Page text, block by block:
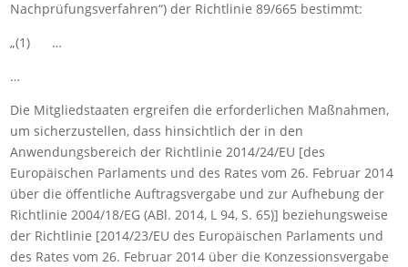
Nachprüfungsverfahren“) der Richtlinie 89/665 bestimmt:
„(1) …
…
Die Mitgliedstaaten ergreifen die erforderlichen Maßnahmen,
um sicherzustellen, dass hinsichtlich der in den
Anwendungsbereich der Richtlinie 2014/24/EU [des
Europäischen Parlaments und des Rates vom 26. Februar 2014
über die öffentliche Auftragsvergabe und zur Aufhebung der
Richtlinie 2004/18/EG (ABl. 2014, L 94, S. 65)] beziehungsweise
der Richtlinie [2014/23/EU des Europäischen Parlaments und
des Rates vom 26. Februar 2014 über die Konzessionsvergabe